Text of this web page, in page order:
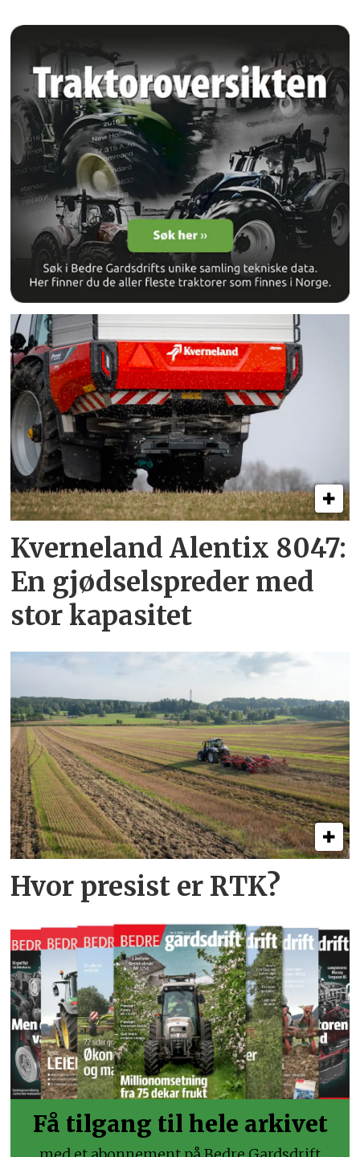
Kverneland Alentix 8047:
En gjødsel­spreder med
stor kapasitet
Hvor presist er RTK?
Få tilgang til hele arkivet